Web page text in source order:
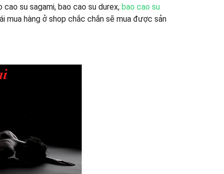
su sagami, bao cao su durex, bao cao su
mua hàng ở shop chắc chắn sẽ mua được sản